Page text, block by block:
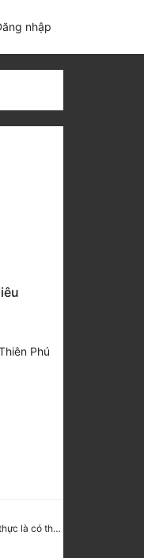
nhập
Phú
Chương 500: Cắt lương thực là có thể thu hồi Macao (1)